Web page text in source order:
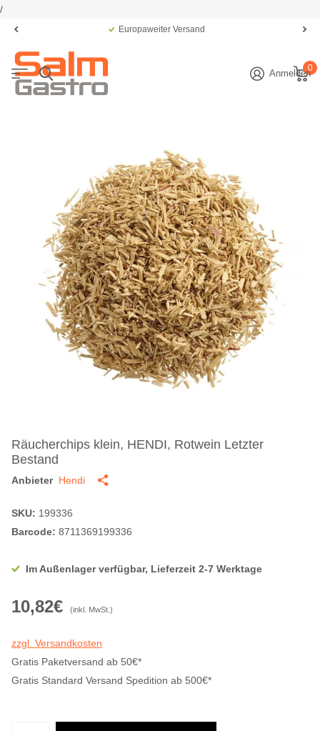
/
Europaweiter Versand
Anmelden0
Räucherchips klein, HENDI, Rotwein Letzter
Bestand
Anbieter Hendi
SKU: 199336
Barcode: 8711369199336
Im Außenlager verfügbar, Lieferzeit 2-7 Werktage
10,82€ (inkl. MwSt.)
zzgl. Versandkosten
Gratis Paketversand ab 50€*
Gratis Standard Versand Spedition ab 500€*